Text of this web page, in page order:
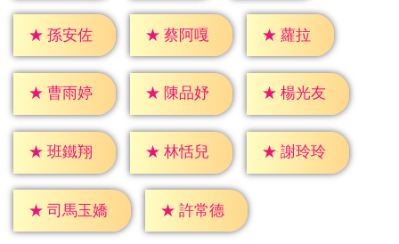
★ 孫安佐 ★ 蔡阿嘎 ★ 蘿拉
★ 曹雨婷 ★ 陳品妤 ★ 楊光友
★ 班鐵翔 ★ 林恬兒 ★ 謝玲玲
★ 司馬玉嬌 ★ 許常德